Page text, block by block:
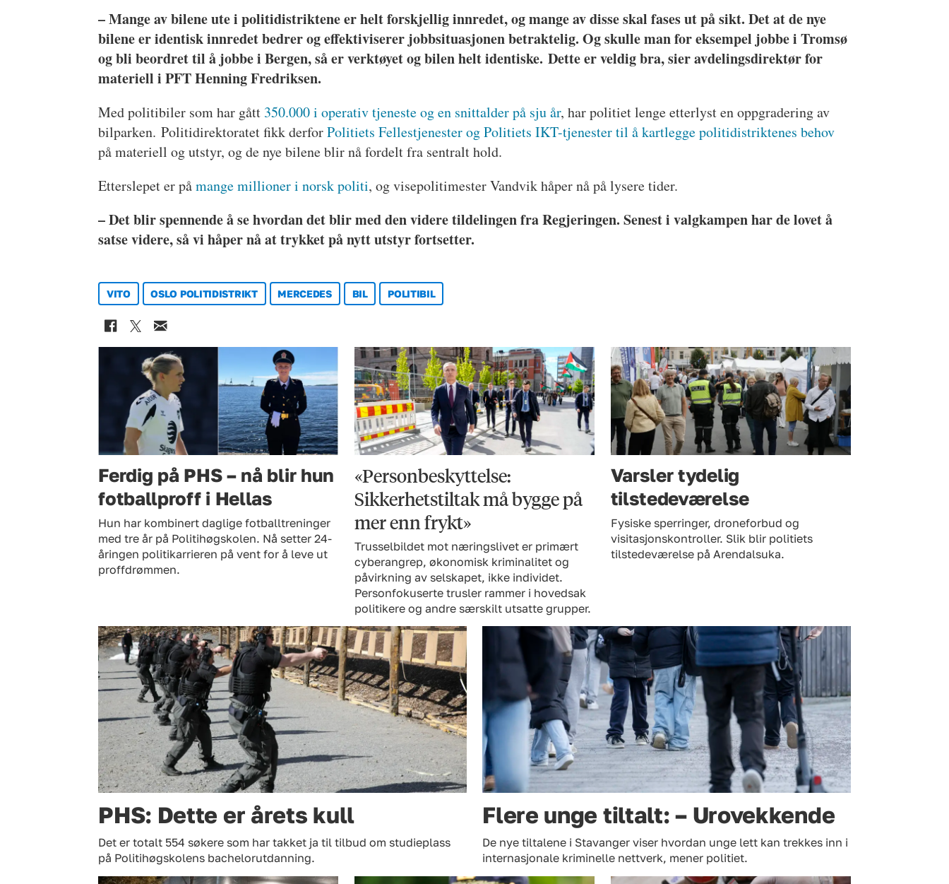
– Mange av bilene ute i politidistriktene er helt forskjellig innredet, og mange av disse skal fases ut på sikt. Det at de nye
bilene er identisk innredet bedrer og effektiviserer jobbsituasjonen betraktelig. Og skulle man for eksempel jobbe i Tromsø
og bli beordret til å jobbe i Bergen, så er verktøyet og bilen helt identiske. Dette er veldig bra, sier avdelingsdirektør for
materiell i PFT Henning Fredriksen.
Med politibiler som har gått 350.000 i operativ tjeneste og en snittalder på sju år, har politiet lenge etterlyst en oppgradering av
bilparken. Politidirektoratet fikk derforPolitiets Fellestjenester og Politiets IKT-tjenester til å kartlegge politidistriktenes behov
på materiell og utstyr, og de nye bilene blir nå fordelt fra sentralt hold.
Etterslepet er påmange millioner i norsk politi, og visepolitimester Vandvik håper nå på lysere tider.
– Det blir spennende å se hvordan det blir med den videre tildelingen fra Regjeringen. Senest i valgkampen har de lovet å
satse videre, så vi håper nå at trykket på nytt utstyr fortsetter.
VITO OSLO POLITIDISTRIKT MERCEDES BIL POLITIBIL
Ferdig på PHS – nå blir hun
fotballproff i Hellas
Hun har kombinert daglige fotballtreninger
med tre år på Politihøgskolen. Nå setter 24-
åringen politikarrieren på vent for å leve ut
proffdrømmen.
«Personbeskyttelse:
Sikkerhetstiltak må bygge på
mer enn frykt»
Trusselbildet mot næringslivet er primært
cyberangrep, økonomisk kriminalitet og
påvirkning av selskapet, ikke individet.
Personfokuserte trusler rammer i hovedsak
politikere og andre særskilt utsatte grupper.
Varsler tydelig
tilstedeværelse
Fysiske sperringer, droneforbud og
visitasjonskontroller. Slik blir politiets
tilstedeværelse på Arendalsuka.
PHS: Dette er årets kull
Det er totalt 554 søkere som har takket ja til tilbud om studieplass
på Politihøgskolens bachelorutdanning.
Flere unge tiltalt: – Urovekkende
De nye tiltalene i Stavanger viser hvordan unge lett kan trekkes inn i
internasjonale kriminelle nettverk, mener politiet.